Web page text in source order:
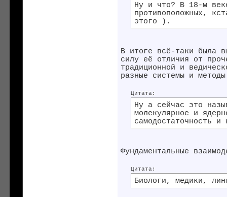
Ну и что? В 18-м
противоположных,
этого ).
В итоге всё-таки была
силу её отличия от
традиционной и
разные системы и
Цитата:
Ну а сейчас это
молекулярное и
самодостаточность
Фундаментальные
Цитата:
Биологи, медики,